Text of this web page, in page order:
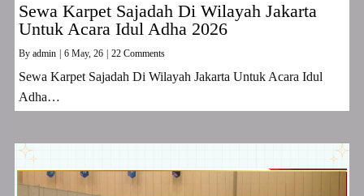
Sewa Karpet Sajadah Di Wilayah Jakarta
Untuk Acara Idul Adha 2026
By admin 6 May, 26 22 Comments
Sewa Karpet Sajadah Di Wilayah Jakarta Untuk Acara Idul
Adha…